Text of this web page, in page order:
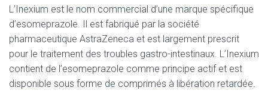
L’Inexium est le nom commercial d’une marque spécifique
d’esomeprazole. Il est fabriqué par la société
pharmaceutique AstraZeneca et est largement prescrit
pour le traitement des troubles gastro-intestinaux. L’Inexium
contient de l’esomeprazole comme principe actif et est
disponible sous forme de comprimés à libération retardée.